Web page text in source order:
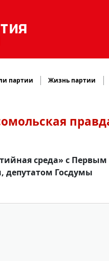
партии Жизнь партии
среда» с Первым
депутатом Госдумы